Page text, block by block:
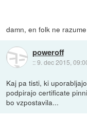
damn, en folk ne
poweroff
::9. dec 2015,
Kaj pa tisti, ki
podpirajo certificate
bo vzpostavila...